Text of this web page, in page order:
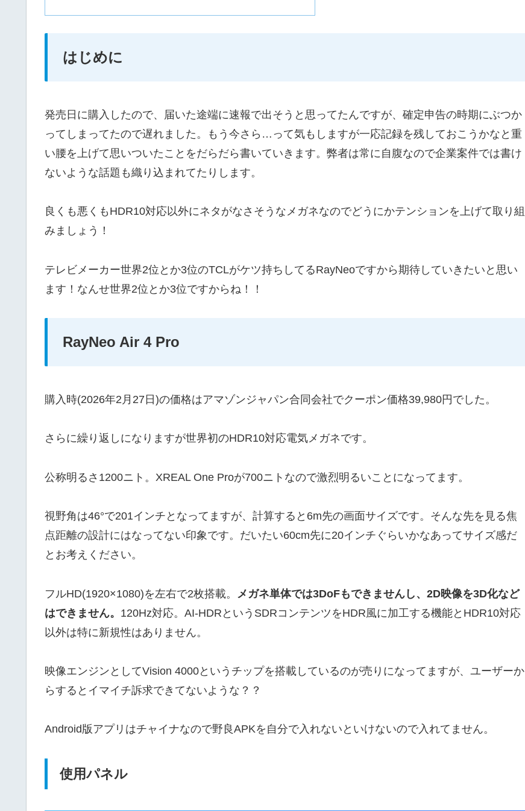
はじめに
発売日に購入したので、届いた途端に速報で出そうと思ってたんですが、確定申告の時期にぶつか
ってしまってたので遅れました。もう今さら…って気もしますが一応記録を残しておこうかなと重
い腰を上げて思いついたことをだらだら書いていきます。弊者は常に自腹なので企業案件では書け
ないような話題も織り込まれてたりします。
良くも悪くもHDR10対応以外にネタがなさそうなメガネなのでどうにかテンションを上げて取り組
みましょう！
テレビメーカー世界2位とか3位のTCLがケツ持ちしてるRayNeoですから期待していきたいと思い
ます！なんせ世界2位とか3位ですからね！！
RayNeo Air 4 Pro
購入時(2026年2月27日)の価格はアマゾンジャパン合同会社でクーポン価格39,980円でした。
さらに繰り返しになりますが世界初のHDR10対応電気メガネです。
公称明るさ1200ニト。XREAL One Proが700ニトなので激烈明るいことになってます。
視野角は46°で201インチとなってますが、計算すると6m先の画面サイズです。そんな先を見る焦
点距離の設計にはなってない印象です。だいたい60cm先に20インチぐらいかなあってサイズ感だ
とお考えください。
フルHD(1920×1080)を左右で2枚搭載。
メガネ単体では3DoFもできませんし、2D映像を3D化など
はできません。 120Hz対応。AI-HDRというSDRコンテンツをHDR風に加工する機能とHDR10対応
以外は特に新規性はありません。
映像エンジンとしてVision 4000というチップを搭載しているのが売りになってますが、ユーザーか
らするとイマイチ訴求できてないような？？
Android版アプリはチャイナなので野良APKを自分で入れないといけないので入れてません。
使用パネル